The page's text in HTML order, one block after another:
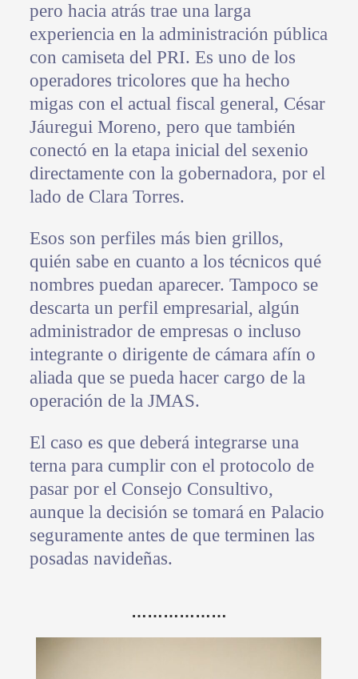
pero hacia atrás trae una larga
experiencia en la administración pública
con camiseta del PRI. Es uno de los
operadores tricolores que ha hecho
migas con el actual fiscal general, César
Jáuregui Moreno, pero que también
conectó en la etapa inicial del sexenio
directamente con la gobernadora, por el
lado de Clara Torres.
Esos son perfiles más bien grillos,
quién sabe en cuanto a los técnicos qué
nombres puedan aparecer. Tampoco se
descarta un perfil empresarial, algún
administrador de empresas o incluso
integrante o dirigente de cámara afín o
aliada que se pueda hacer cargo de la
operación de la JMAS.
El caso es que deberá integrarse una
terna para cumplir con el protocolo de
pasar por el Consejo Consultivo,
aunque la decisión se tomará en Palacio
seguramente antes de que terminen las
posadas navideñas.
………………